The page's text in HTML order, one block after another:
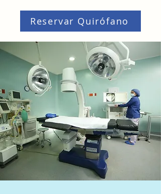
Reservar Quirófano